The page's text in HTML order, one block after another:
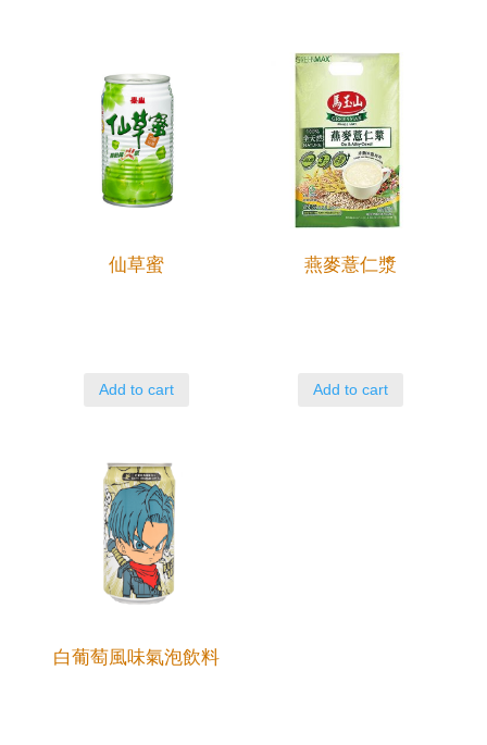
仙草蜜
Add to cart
燕麥薏仁漿
Add to cart
白葡萄風味氣泡飲料